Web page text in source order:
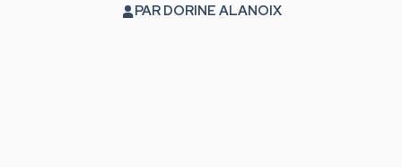
PAR DORINE ALANOIX